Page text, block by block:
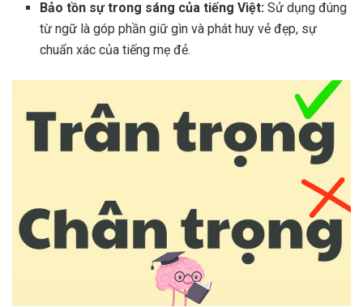
Bảo tồn sự trong sáng của tiếng Việt: Sử dụng đúng
từ ngữ là góp phần giữ gìn và phát huy vẻ đẹp, sự
chuẩn xác của tiếng mẹ đẻ.